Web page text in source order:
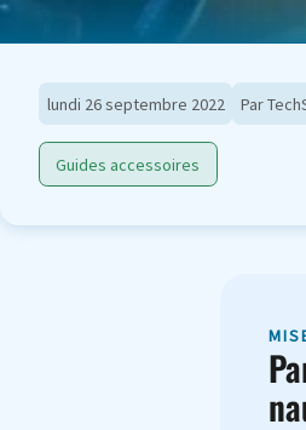
lundi 26 septembre 2022 Par
Guides accessoires